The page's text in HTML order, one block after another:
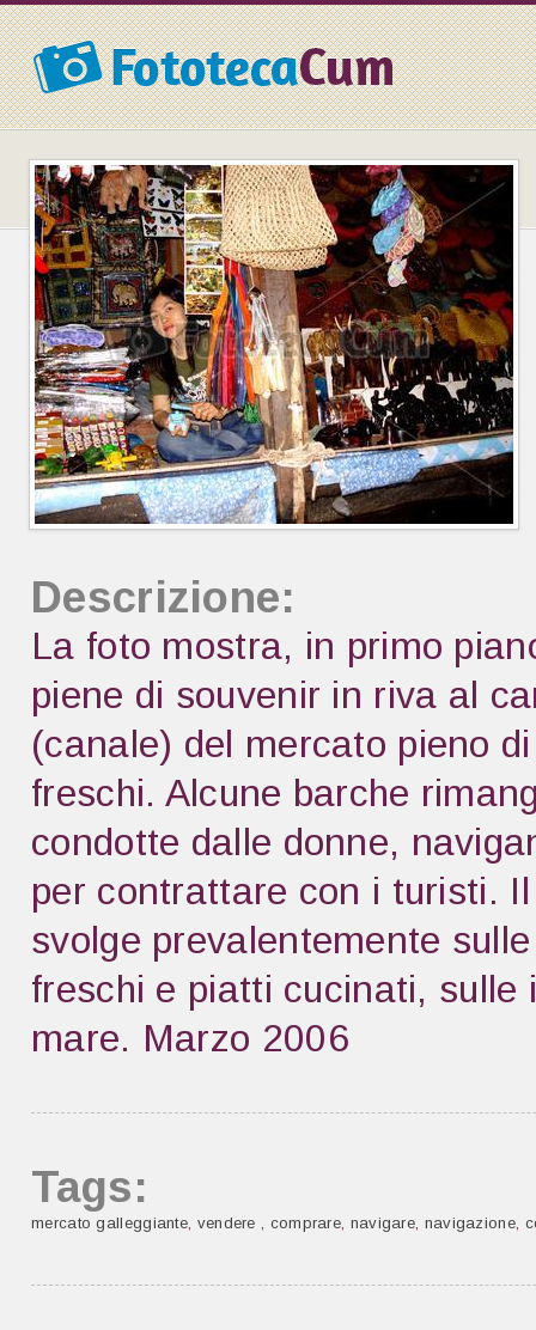
Descrizione:
La foto mostra, in primo
piene di souvenir in riva al
(canale) del mercato pieno
freschi. Alcune barche
condotte dalle donne,
per contrattare con i turisti.
svolge prevalentemente
freschi e piatti cucinati,
mare. Marzo 2006
Tags:
mercato galleggiante, vendere, comprare, navigare, navigazione,